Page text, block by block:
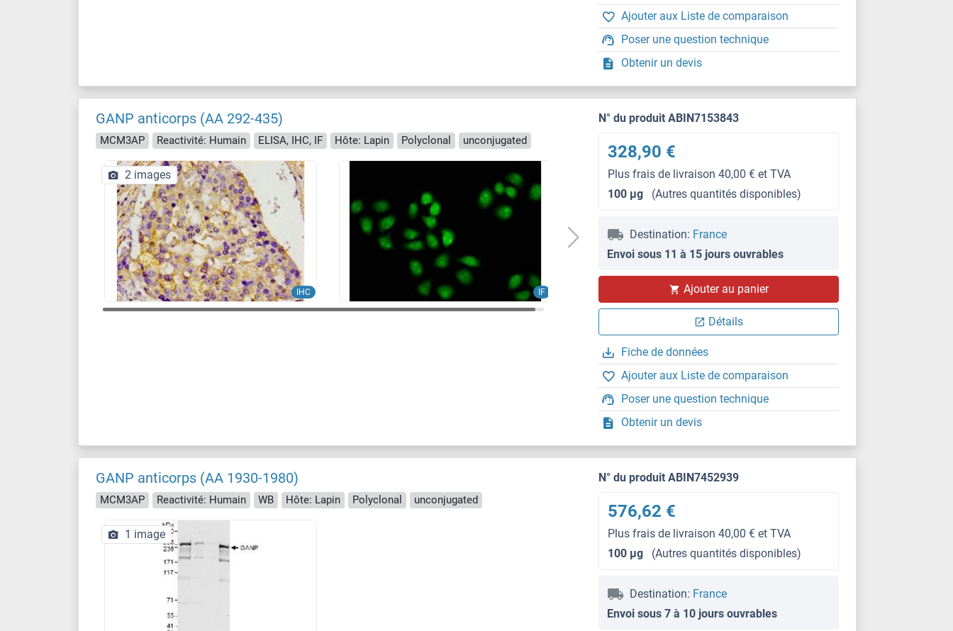
Ajouter aux Liste de comparaison
Poser une question technique
Obtenir un devis
GANP anticorps (AA 292-435)
MCM3AP Reactivité: Humain ELISA, IHC, IF Hôte: Lapin Polyclonal unconjugated
IHC IF
2 images
N° du produit ABIN7153843
328,90 €
Plus frais de livraison 40,00 € et TVA
100 μg
(Autres quantités disponibles)
Destination: France
Envoi sous 11 à 15 jours ouvrables
Ajouter au panier
Détails
Fiche de données
Ajouter aux Liste de comparaison
Poser une question technique
Obtenir un devis
GANP anticorps (AA 1930-1980)
MCM3AP Reactivité: Humain WB Hôte: Lapin Polyclonal unconjugated
1 image
N° du produit ABIN7452939
576,62 €
Plus frais de livraison 40,00 € et TVA
100 μg
(Autres quantités disponibles)
Destination: France
Envoi sous 7 à 10 jours ouvrables